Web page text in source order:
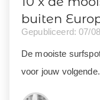
buiten
Gepubliceerd: 07/
De mooiste
voor jouw